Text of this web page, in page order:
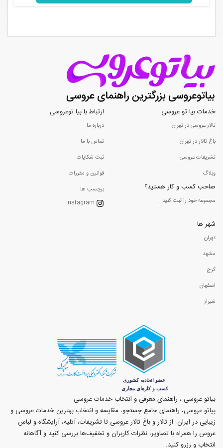
خدمات بیا تو عروسی
تالار عروسی در تهران
باغ تالار در تهران
تشریفات عروسی
وبلاگ
صاحب کسب و کار هستید؟
مجموعه خود را ثبت کنید...
ارتباط با بیا توعروسی
درباره ما
تماس با ما
ثبت شکایات
قوانین و مقررات
برچسب ها
Instagram
شهر ها
تهران
مشهد
کرج
اصفهان
شیراز
بیاتو عروسی ، راهنمای معرفی و انتخاب خدمات عروسی
بیاتو عروسی، راهنمای جامع جستجو، مقایسه و انتخاب بهترین خدمات عروسی و
زیبایی در ایران. از تالار و باغ تالار عروسی تا تشریفات، آتلیه، آرایشگاه و لباس
عروس را همراه با تصاویر، نظرات کاربران و تخفیف‌ها بررسی کنید و آگاهانه
انتخاب و رزرو کنید.